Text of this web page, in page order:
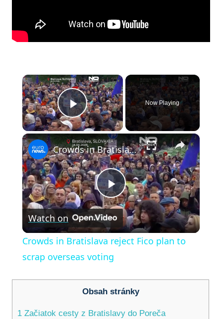
×
Play Video
Now Playing
×
Play
Video
Crowds in Bratislava reject Fico plan to scrap overseas voting
Watch on
Crowds in Bratislava reject Fico plan to
scrap overseas voting
Obsah stránky
1 Začiatok cesty z Bratislavy do Poreča